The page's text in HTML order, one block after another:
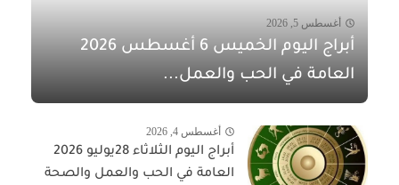
أغسطس 5, 2026
أبراج اليوم الخميس 6 أغسطس 2026
العامة في الحب والعمل...
أغسطس 4, 2026
أبراج اليوم الثلاثاء 28يوليو 2026
العامة في الحب والعمل والصحة